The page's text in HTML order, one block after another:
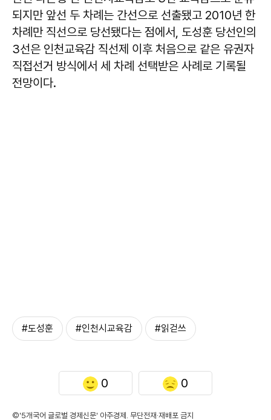
되지만 앞선 두 차례는 간선으로 선출됐고 2010년 한
차례만 직선으로 당선됐다는 점에서, 도성훈 당선인의
3선은 인천교육감 직선제 이후 처음으로 같은 유권자
직접선거 방식에서 세 차례 선택받은 사례로 기록될
전망이다.
#도성훈 #인천시교육감 #읽걷쓰
0 0
©'5개국어 글로벌 경제신문' 아주경제. 무단전재·재배포 금지